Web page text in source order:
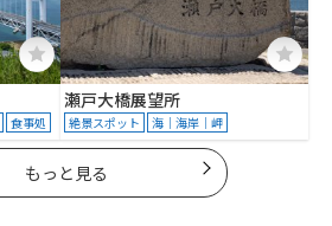
食事処
瀬戸大橋展望所
絶景スポット 海｜海岸｜岬
もっと見る